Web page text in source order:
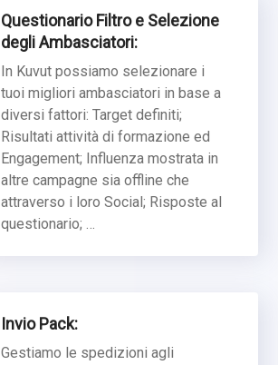
Questionario Filtro e Selezione
degli Ambasciatori:
In Kuvut possiamo selezionare i
tuoi migliori ambasciatori in base a
diversi fattori: Target definiti;
Risultati attività di formazione ed
Engagement; Influenza mostrata in
altre campagne sia offline che
attraverso i loro Social; Risposte al
questionario; …
Invio Pack:
Gestiamo le spedizioni agli